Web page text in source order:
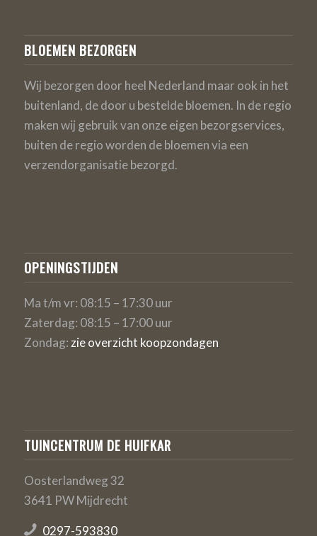
BLOEMEN BEZORGEN
Wij bezorgen door heel Nederland maar ook in het
buitenland, de door u bestelde bloemen. In de regio
maken wij gebruik van onze eigen bezorgservices,
buiten de regio worden de bloemen via een
verzendorganisatie bezorgd.
OPENINGSTIJDEN
Ma t/m vr: 08:15 – 17:30 uur
Zaterdag: 08:15 – 17:00 uur
Zondag: zie overzicht koopzondagen
TUINCENTRUM DE HUIFKAR
Oosterlandweg 32
3641 PW Mijdrecht
0297-593830